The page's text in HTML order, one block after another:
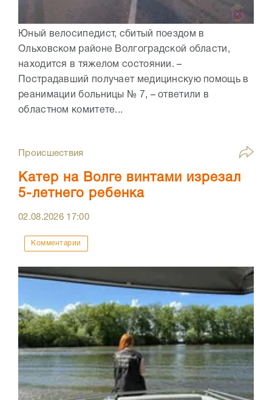
Юный велосипедист, сбитый поездом в
Ольховском районе Волгоградской области,
находится в тяжелом состоянии. –
Пострадавший получает медицинскую помощь в
реанимации больницы № 7, – ответили в
областном комитете...
Происшествия
Катер на Волге винтами изрезал
5-летнего ребенка
02.08.2026 17:00
Комментарии